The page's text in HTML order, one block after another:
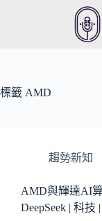
容
標籤 AMD
趨勢新知
AMD與輝達AI
DeepSeek | 科技